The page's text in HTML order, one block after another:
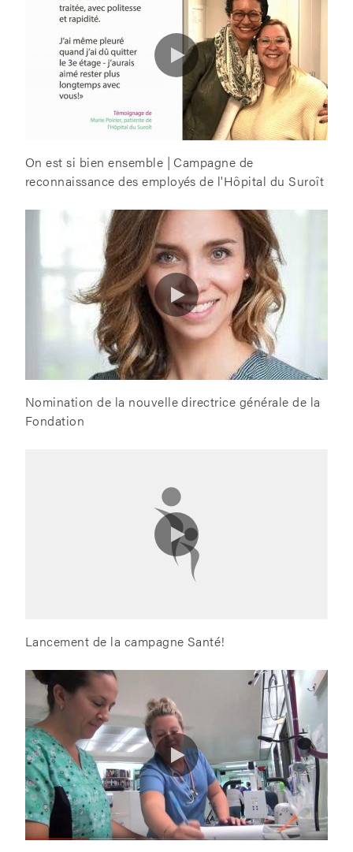
On est si bien ensemble | Campagne de
reconnaissance des employés de l'Hôpital du Suroît
Nomination de la nouvelle directrice générale de la
Fondation
Lancement de la campagne Santé!